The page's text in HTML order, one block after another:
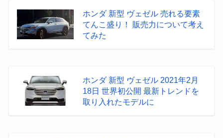
ホンダ 新型 ヴェゼル 売れる要素
てんこ盛り！ 販売力について考え
てみた
ホンダ 新型 ヴェゼル 2021年2月
18日 世界初公開 最新トレンドを
取り入れたモデルに